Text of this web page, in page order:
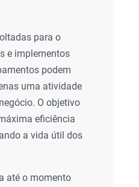
para o
e implementos
podem
uma atividade
O objetivo
eficiência
a vida útil dos
até o momento